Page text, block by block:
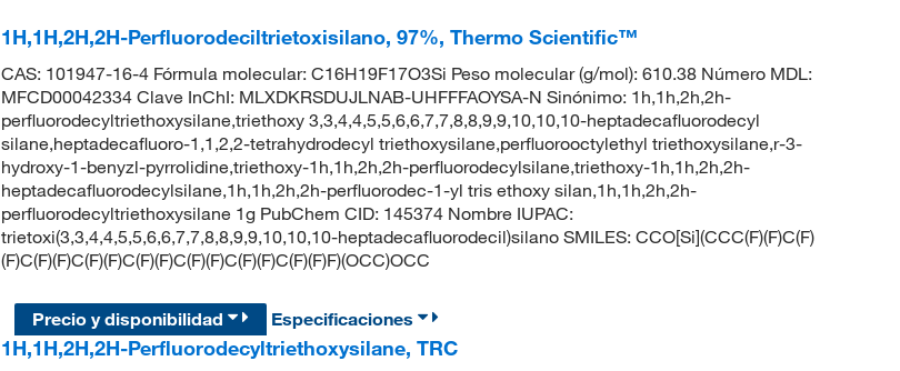
1H,1H,2H,2H-Perfluorodeciltrietoxisilano, 97%, Thermo Scientific™
CAS: 101947-16-4 Fórmula molecular: C16H19F17O3Si Peso molecular (g/mol): 610.38 Número MDL:
MFCD00042334 Clave InChI: MLXDKRSDUJLNAB-UHFFFAOYSA-N Sinónimo: 1h,1h,2h,2h-
perfluorodecyltriethoxysilane,triethoxy 3,3,4,4,5,5,6,6,7,7,8,8,9,9,10,10,10-heptadecafluorodecyl
silane,heptadecafluoro-1,1,2,2-tetrahydrodecyl triethoxysilane,perfluorooctylethyl triethoxysilane,r-3-
hydroxy-1-benyzl-pyrrolidine,triethoxy-1h,1h,2h,2h-perfluorodecylsilane,triethoxy-1h,1h,2h,2h-
heptadecafluorodecylsilane,1h,1h,2h,2h-perfluorodec-1-yl tris ethoxy silan,1h,1h,2h,2h-
perfluorodecyltriethoxysilane 1g PubChem CID: 145374 Nombre IUPAC:
trietoxi(3,3,4,4,5,5,6,6,7,7,8,8,9,9,10,10,10-heptadecafluorodecil)silano SMILES: CCO[Si](CCC(F)(F)C(F)
(F)C(F)(F)C(F)(F)C(F)(F)C(F)(F)C(F)(F)C(F)(F)F)(OCC)OCC
Precio y disponibilidad
Especificaciones
1H,1H,2H,2H-Perfluorodecyltriethoxysilane, TRC